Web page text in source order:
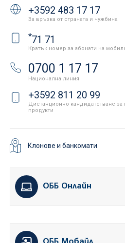
+3592 483 17 17
За връзка от страната и чужбина
*71 71
Кратък номер за абонати на
0700 1 17 17
Национална линия
+3592 811 20 99
Дистанционно кандидатстване за
продукти
Клонове и банкомати
ОББ Онлайн